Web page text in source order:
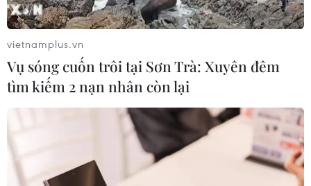
vietnamplus.vn
Vụ sóng cuốn trôi tại Sơn Trà: Xuyên đêm
tìm kiếm 2 nạn nhân còn lại